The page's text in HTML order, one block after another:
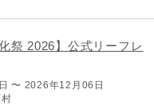
祭 2026】公式リーフレ
〜 2026年12月06日